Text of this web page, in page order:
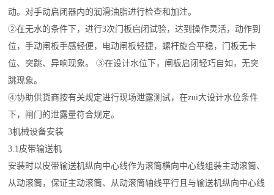
动。对手动启闭器内的润滑油脂进行检查和加注。
②在无水的条件下，进行3次门板启闭试验，达到操作灵活，动作到
位，手动闸板手感轻便，电动闸板轻捷，螺杆旋合平稳，门板无卡
位、突跳、异响现象。 ③在设计水位下，闸板启闭轻巧自如，无突
跳现象。
④协助供货商按有关规定进行现场泄露测试，在zui大设计水位条件
下，闸门的泄露量符合规定。
3机械设备安装
3.1皮带输送机
安装时以皮带输送机纵向中心线作为滚筒横向中心线组装主动滚筒、
从动滚筒，保证主动滚筒、从动滚筒轴线平行且与输送机纵向中心线